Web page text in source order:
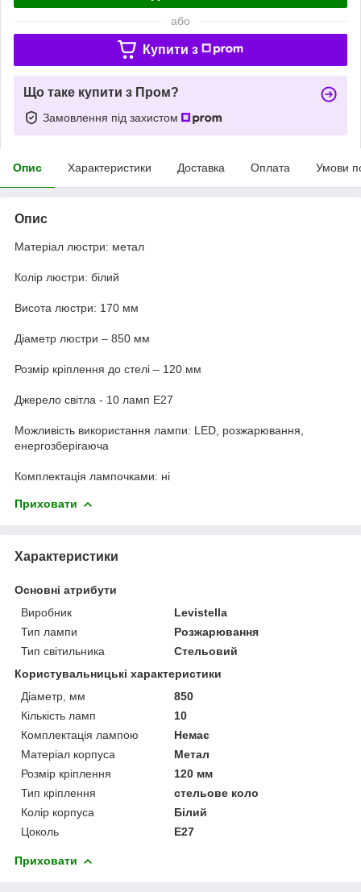
або
Купити з
Що таке купити з Пром?
Замовлення під захистом
Опис Характеристики Доставка Оплата Умови
Опис
Матеріал люстри: метал
Колір люстри: білий
Висота люстри: 170 мм
Діаметр люстри – 850 мм
Розмір кріплення до стелі – 120 мм
Джерело світла - 10 ламп Е27
Можливість використання лампи: LED, розжарювання,
енергозберігаюча
Комплектація лампочками: ні
Приховати
Характеристики
Основні атрибути
Виробник
Levistella
Тип лампи
Розжарювання
Тип світильника
Стельовий
Користувальницькі характеристики
Діаметр, мм
850
Кількість ламп
10
Комплектація лампою
Немає
Матеріал корпуса
Метал
Розмір кріплення
120 мм
Тип кріплення
стельове коло
Колір корпуса
Білий
Цоколь
E27
Приховати